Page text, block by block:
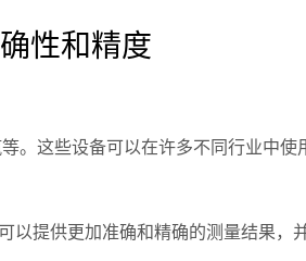
性和精度
。这些设备可以在许多不同行业中使
提供更加准确和精确的测量结果，